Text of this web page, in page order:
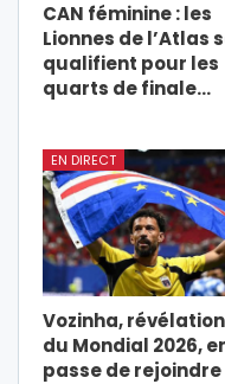
CAN féminine : les
Lionnes de l’Atlas
qualifient pour les
quarts de finale…
EN DIRECT
Vozinha, révélation
du Mondial 2026,
passe de rejoindre